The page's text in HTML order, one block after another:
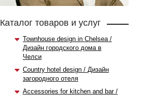
Каталог товаров и услуг
Townhouse design in Chelsea /
Дизайн городского дома в
Челси
Country hotel design / Дизайн
загородного отеля
Accessories for kitchen and bar /